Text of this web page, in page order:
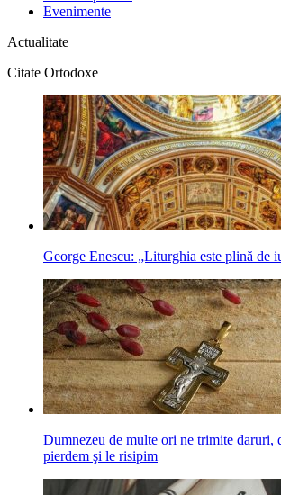
Evenimente
Actualitate
Citate Ortodoxe
George Enescu: „Liturghia este plină de
Dumnezeu de multe ori ne trimite daruri,
pierdem şi le risipim